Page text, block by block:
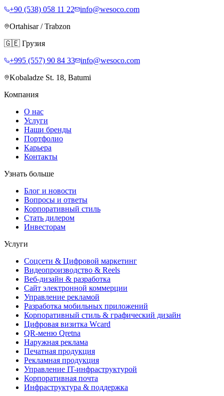
+90 (538) 058 11 22
info@wesoco.com
Ortahisar / Trabzon
🇬🇪 Грузия
+995 (557) 90 84 33
info@wesoco.com
Kobaladze St. 18, Batumi
Компания
О нас
Услуги
Наши бренды
Портфолио
Карьера
Контакты
Узнать больше
Блог и новости
Вопросы и ответы
Корпоративный стиль
Стать дилером
Инвесторам
Услуги
Соцсети & Цифровой маркетинг
Видеопроизводство & Reels
Веб-дизайн & разработка
Сайт электронной коммерции
Управление рекламой
Разработка мобильных приложений
Корпоративный стиль & графический дизайн
Цифровая визитка Wcard
QR-меню Qretna
Наружная реклама
Печатная продукция
Рекламная продукция
Управление IT-инфраструктурой
Корпоративная почта
Инфраструктура & поддержка